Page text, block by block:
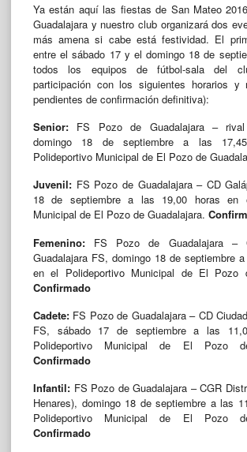
Ya están aquí las fiestas de San Mateo
Guadalajara y nuestro club organizará dos
más amena si cabe está festividad. El
entre el sábado 17 y el domingo 18 de
todos los equipos de fútbol-sala del
participación con los siguientes horarios y
pendientes de confirmación definitiva):
Senior: FS Pozo de Guadalajara – rival
domingo 18 de septiembre a las
Polideportivo Municipal de El Pozo de
Juvenil: FS Pozo de Guadalajara – CD
18 de septiembre a las 19,00 horas en
Municipal de El Pozo de Guadalajara.
Femenino: FS Pozo de Guadalajara –
Guadalajara FS, domingo 18 de septiembre
en el Polideportivo Municipal de El Pozo
Confirmado
Cadete: FS Pozo de Guadalajara – CD
FS, sábado 17 de septiembre a las
Polideportivo Municipal de El Pozo
Confirmado
Infantil: FS Pozo de Guadalajara – CGR
Henares), domingo 18 de septiembre a las
Polideportivo Municipal de El Pozo
Confirmado